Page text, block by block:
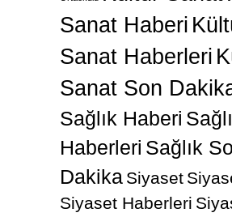
Sanat Haberi
Sanat Haberleri
Sanat Son
Sağlık Haberi
Haberleri Sağlık
Dakika Siyaset
Siyaset Haberleri